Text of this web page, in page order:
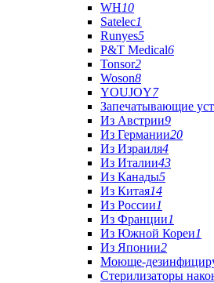
WH10
Satelec1
Runyes5
P&T Medical6
Tonsor2
Woson8
YOUJOY7
Запечатывающие
Из Австрии9
Из Германии20
Из Израиля4
Из Италии43
Из Канады5
Из Китая14
Из России1
Из Франции1
Из Южной Кореи1
Из Японии2
Моюще-
Стерилизаторы